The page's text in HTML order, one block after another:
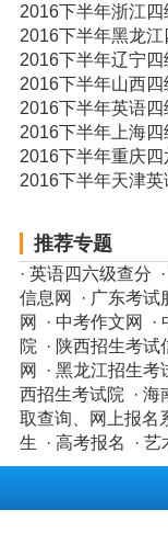
2016下半年浙江
2016下半年黑龙
2016下半年辽宁
2016下半年山西
2016下半年英语
2016下半年上海
2016下半年重庆
2016下半年天津
推荐专题
· 英语四六级查分 ·
信息网
· 广东考试
网
· 中考作文网 ·
院 · 陕西招生考试
网
· 黑龙江招生考
西招生考试院 · 海
取查询、网上报名
生 · 高考报名 · 艺